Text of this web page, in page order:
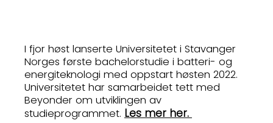
I fjor høst lanserte Universitetet i Stavanger
Norges første bachelorstudie i batteri- og
energiteknologi med oppstart høsten 2022.
Universitetet har samarbeidet tett med
Beyonder om utviklingen av
studieprogrammet. Les mer her.